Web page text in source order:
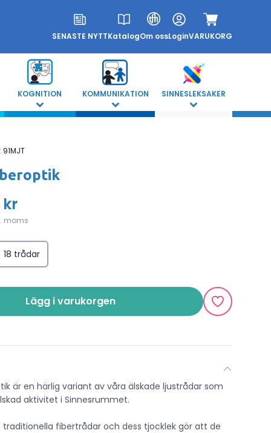
SENASTE NYTTKatalogOm ossLoginVARUKORG
KOGNITION KOMMUNIKATION SINNESLEKSAKER
91MJT
kr
moms
18 trådar
Lägg i varukorgen
är en härlig variant av våra älskade ljustrådar som
aktivitet i Sinnesrummet.
traditionella fibertrådar och dess tjocklek gör att de